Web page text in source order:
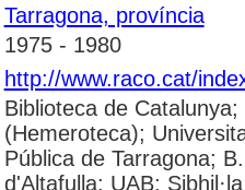
Tarragona, província
1975 - 1980
http://www.raco.cat/
Biblioteca de
(Hemeroteca);
Pública de Tarragona;
d'Altafulla; UAB: Sibhil·la